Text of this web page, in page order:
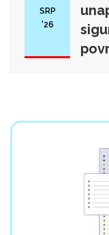
SRP
'26